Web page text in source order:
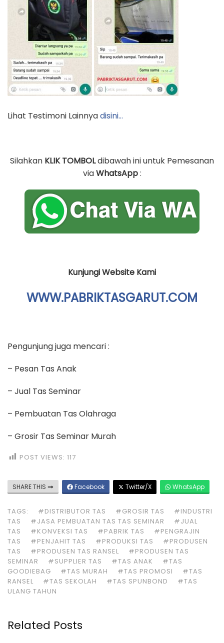
Lihat Testimoni Lainnyadisini…
Silahkan KLIK TOMBOLdibawah ini untuk Pemesanan
viaWhatsApp:
Kunjungi Website Kami
WWW.PABRIKTASGARUT.COM
Pengunjung juga mencari :
– Pesan Tas Anak
– Jual Tas Seminar
– Pembuatan Tas Olahraga
– Grosir Tas Seminar Murah
POST VIEWS: 117
SHARE THIS Facebook Twitter/X WhatsApp
TAGS: #DISTRIBUTOR TAS #GROSIR TAS
#INDUSTRI
TAS
#JASA PEMBUATAN TAS TAS SEMINAR
#JUAL
TAS
#KONVEKSI TAS #PABRIK TAS
#PENGRAJIN
TAS
#PENJAHIT TAS #PRODUKSI TAS
#PRODUSEN
TAS
#PRODUSEN TAS RANSEL
#PRODUSEN TAS
SEMINAR
#SUPPLIER TAS #TAS ANAK
#TAS
GOODIEBAG
#TAS MURAH #TAS PROMOSI
#TAS
RANSEL
#TAS SEKOLAH #TAS SPUNBOND
#TAS
ULANG TAHUN
Related Posts